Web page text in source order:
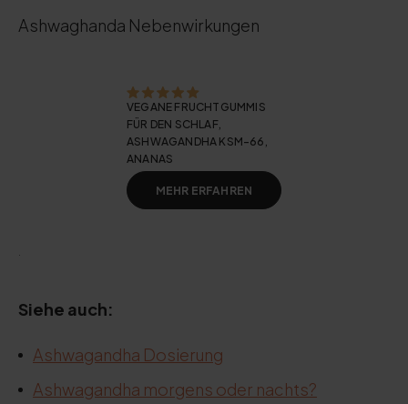
Ashwaghanda Nebenwirkungen
VEGANE FRUCHTGUMMIS
FÜR DEN SCHLAF,
ASHWAGANDHA KSM-66,
ANANAS
MEHR ERFAHREN
Siehe auch:
Ashwagandha Dosierung
Ashwagandha morgens oder nachts?